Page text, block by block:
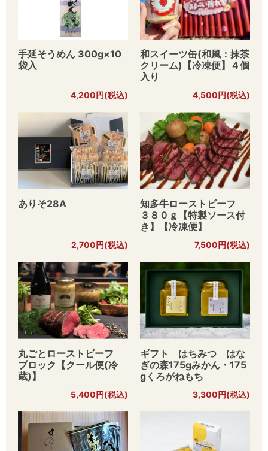
手延そうめん 300g×10
袋入
4,200円(税込)
和スイーツ缶(和風：抹茶
クリーム)【冷凍便】４個
入り
4,500円(税込)
ありそ28A
2,700円(税込)
知多牛ローストビーフ
３８０ｇ【特製ソース付
き】【冷凍便】
7,500円(税込)
丸ごとローストビーフ
ブロック【クール便(冷
蔵)】
5,400円(税込)
ギフト はちみつ はな
ぎの森175gみかん・175
gくろがねもち
3,300円(税込)